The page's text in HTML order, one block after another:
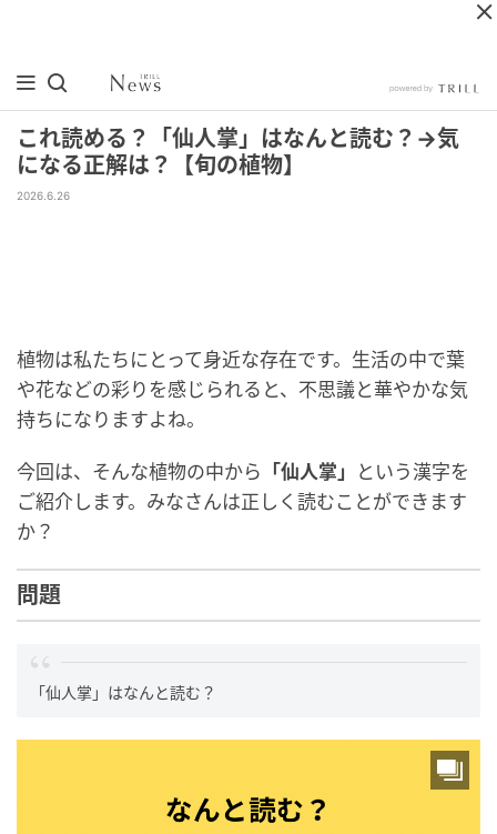
これ読める？「仙人掌」はなんと読む？→気
になる正解は？【旬の植物】
2026.6.26
植物は私たちにとって身近な存在です。生活の中で葉
や花などの彩りを感じられると、不思議と華やかな気
持ちになりますよね。
今回は、そんな植物の中から 「仙人掌」
という漢字を
ご紹介します。みなさんは正しく読むことができます
か？
問題
「仙人掌」はなんと読む？